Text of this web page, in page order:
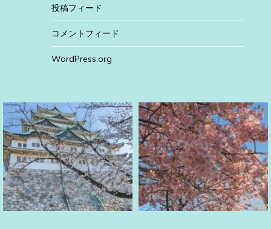
投稿フィード
コメントフィード
WordPress.org